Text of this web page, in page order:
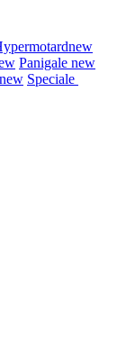
new
Panigale new
new Speciale